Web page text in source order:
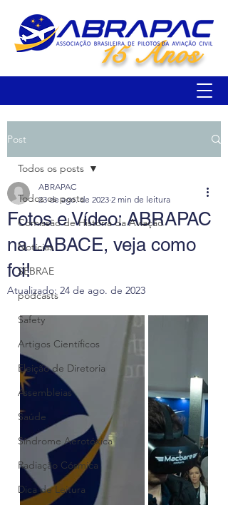
15 Anos
Post
Todos os posts
Comissão de História da Aviação
Notícias
SEBRAE
podcasts
Safety
Artigos Científicos
Eleição de Diretoria
Assembleias
Saúde
Síndrome Aerotóxica
Radiação Cósmica
Dica de Leitura
Todos os posts
Fotos e Vídeo: ABRAPAC
na LABACE, veja como
foi!
ABRAPAC
23 de ago. de 2023 2 min de leitura
Atualizado: 24 de ago. de 2023